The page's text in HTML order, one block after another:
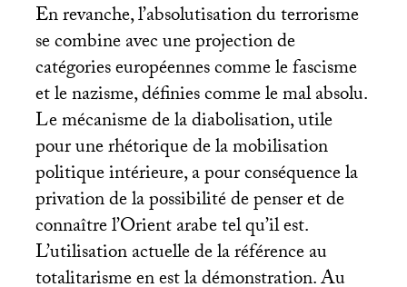
En revanche, l’absolutisation du terrorisme
se combine avec une projection de
catégories européennes comme le fascisme
et le nazisme, définies comme le mal absolu.
Le mécanisme de la diabolisation, utile
pour une rhétorique de la mobilisation
politique intérieure, a pour conséquence la
privation de la possibilité de penser et de
connaître l’Orient arabe tel qu’il est.
L’utilisation actuelle de la référence au